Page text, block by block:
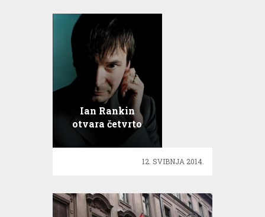
Ian Rankin
otvara četvrto
festivala!
12. SVIBNJA 2014.